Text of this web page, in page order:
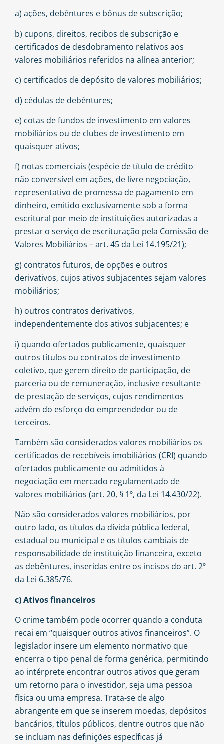
a) ações, debêntures e bônus de subscrição;
b) cupons, direitos, recibos de subscrição e
certificados de desdobramento relativos aos
valores mobiliários referidos na alínea anterior;
c) certificados de depósito de valores mobiliários;
d) cédulas de debêntures;
e) cotas de fundos de investimento em valores
mobiliários ou de clubes de investimento em
quaisquer ativos;
f) notas comerciais (espécie de título de crédito
não conversível em ações, de livre negociação,
representativo de promessa de pagamento em
dinheiro, emitido exclusivamente sob a forma
escritural por meio de instituições autorizadas a
prestar o serviço de escrituração pela Comissão de
Valores Mobiliários – art. 45 da Lei 14.195/21);
g) contratos futuros, de opções e outros
derivativos, cujos ativos subjacentes sejam valores
mobiliários;
h) outros contratos derivativos,
independentemente dos ativos subjacentes; e
i) quando ofertados publicamente, quaisquer
outros títulos ou contratos de investimento
coletivo, que gerem direito de participação, de
parceria ou de remuneração, inclusive resultante
de prestação de serviços, cujos rendimentos
advêm do esforço do empreendedor ou de
terceiros.
Também são considerados valores mobiliários os
certificados de recebíveis imobiliários (CRI) quando
ofertados publicamente ou admitidos à
negociação em mercado regulamentado de
valores mobiliários (art. 20, § 1º, da Lei 14.430/22).
Não são considerados valores mobiliários, por
outro lado, os títulos da dívida pública federal,
estadual ou municipal e os títulos cambiais de
responsabilidade de instituição financeira, exceto
as debêntures, inseridas entre os incisos do art. 2º
da Lei 6.385/76.
c) Ativos financeiros
O crime também pode ocorrer quando a conduta
recai em “quaisquer outros ativos financeiros”. O
legislador insere um elemento normativo que
encerra o tipo penal de forma genérica, permitindo
ao intérprete encontrar outros ativos que geram
um retorno para o investidor, seja uma pessoa
física ou uma empresa. Trata-se de algo
abrangente em que se inserem moedas, depósitos
bancários, títulos públicos, dentre outros que não
se incluam nas definições específicas já